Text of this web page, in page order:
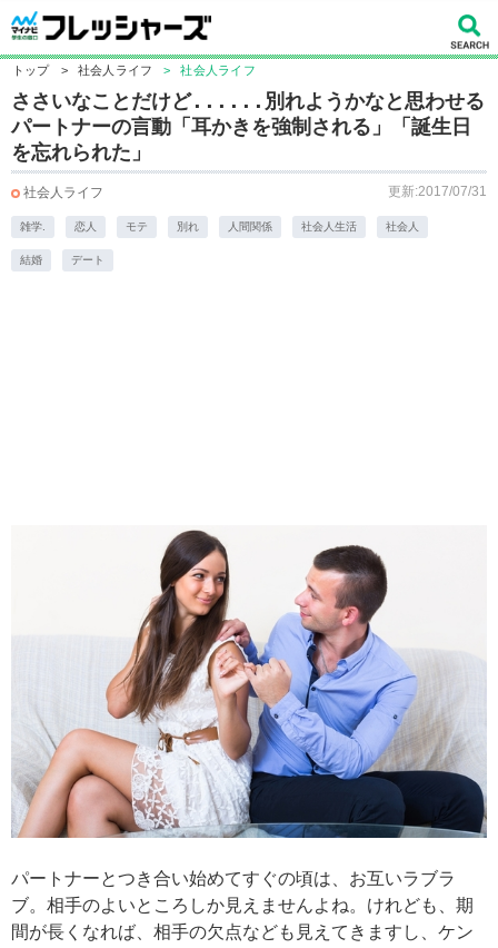
トップ > 社会人ライフ > 社会人ライフ
ささいなことだけど......別れようかなと思わせる
パートナーの言動「耳かきを強制される」「誕生日
を忘れられた」
社会人ライフ 更新:2017/07/31
雑学. 恋人 モテ 別れ 人間関係 社会人生活 社会人
結婚 デート
パートナーとつき合い始めてすぐの頃は、お互いラブラ
ブ。相手のよいところしか見えませんよね。けれども、期
間が長くなれば、相手の欠点なども見えてきますし、ケン